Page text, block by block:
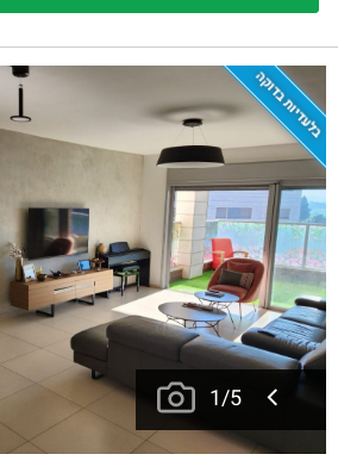
בלעדיות בדוקה
1/5